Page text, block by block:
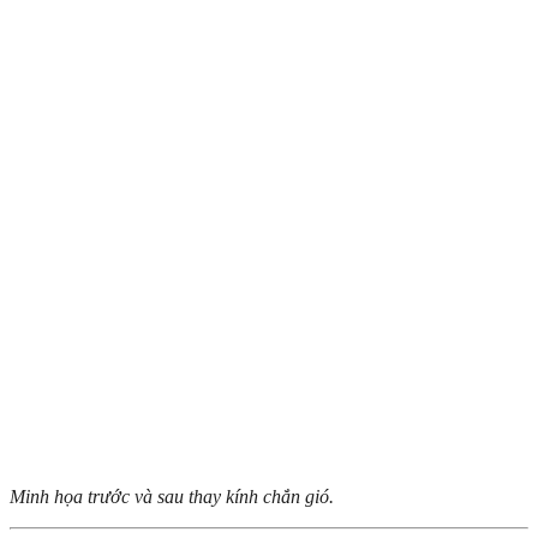
Minh họa trước và sau thay kính chắn gió.